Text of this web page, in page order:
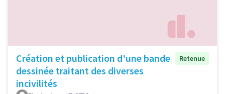
Création et publication d'une bande
dessinée traitant des diverses
incivilités
Retenue